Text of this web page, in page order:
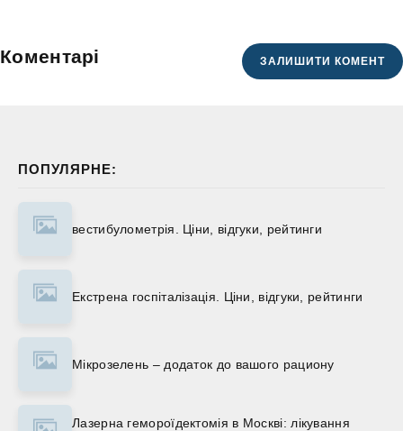
ПОПУЛЯРНЕ:
вестибулометрія. Ціни, відгуки, рейтинги
Екстрена госпіталізація. Ціни, відгуки, рейтинги
Мікрозелень – додаток до вашого рациону
Лазерна гемороїдектомія в Москві: лікування
Коментарі ЗАЛИШИТИ КОМЕНТ